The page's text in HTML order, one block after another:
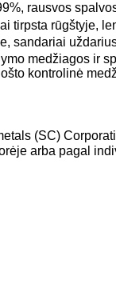
rausvos
tirpsta rūgštyje,
sandariai
medžiagos ir
kontrolinė
(SC)
arba pagal